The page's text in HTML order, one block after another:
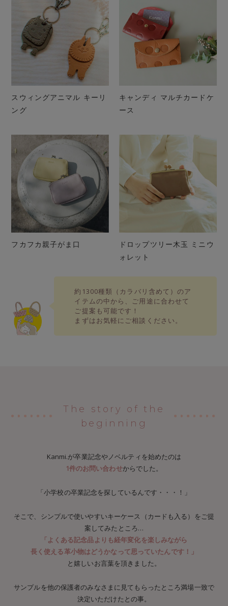
スウィングアニマル キーリ
ング
キャンディ マルチカードケ
ース
フカフカ親子がま口
ドロップツリー木玉 ミニウ
ォレット
約1300種類（カラバリ含めて）のア
イテムの中から、 ご用途に合わせて
ご提案も可能です！
まずはお気軽にご相談ください。
The story of the
beginning
Kanmi.が卒業記念やノベルティを始めたのは
1件のお問い合わせからでした。
「小学校の卒業記念を探しているんです・・・！」
そこで、シンプルで使いやすいキーケース（カードも入る）をご提
案してみたところ…
「よくある記念品よりも経年変化を楽しみながら
長く使える革小物はどうかなって思っていたんです！」
と嬉しいお言葉を頂きました。
サンプルを他の保護者のみなさまに見てもらったところ満場一致で
決定いただけたとの事。